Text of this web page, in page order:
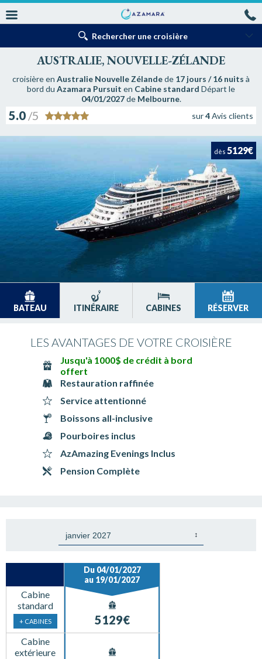
Rechercher une croisière
AUSTRALIE, NOUVELLE-ZÉLANDE
croisière en Australie Nouvelle Zélandede 17 jours / 16 nuits à
bord du Azamara Pursuit en Cabine standard Départ le
04/01/2027de Melbourne.
5.0 /5 sur4Avis clients
dès 5129€
BATEAU ITINÉRAIRE CABINES RÉSERVER
LES AVANTAGES DE VOTRE CROISIÈRE
Jusqu'à 1000$ de crédit à bord
offert
Restauration raffinée
Service attentionné
Boissons all-inclusive
Pourboires inclus
AzAmazing Evenings Inclus
Pension Complète
Cabine
standard
+ CABINES
Cabine
extérieure
Du 04/01/2027
au 19/01/2027
5129€